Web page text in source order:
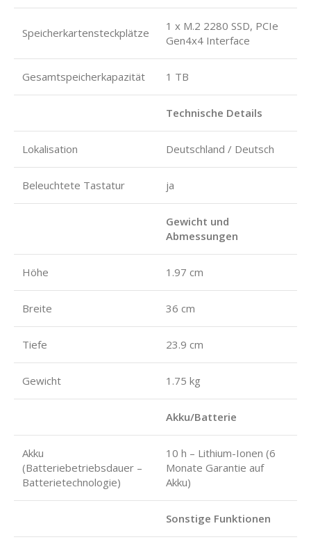
Speicherkartensteckplätze
1 x M.2 2280 SSD, PCIe
Gen4x4 Interface
Gesamtspeicherkapazität 1 TB
Technische Details
Lokalisation Deutschland / Deutsch
Beleuchtete Tastatur ja
Gewicht und
Abmessungen
Höhe 1.97 cm
Breite 36 cm
Tiefe 23.9 cm
Gewicht 1.75 kg
Akku/Batterie
Akku
(Batteriebetriebsdauer –
Batterietechnologie)
10 h – Lithium-Ionen (6
Monate Garantie auf
Akku)
Sonstige Funktionen